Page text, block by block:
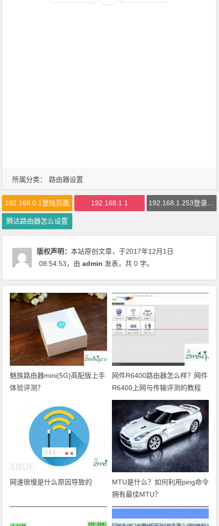
所属分类： 路由器设置
192.168.0.1登陆页面 192.168.1 1
腾达路由器怎么设置
版权声明：本站原创文章，于2017年12月1日
08:54:53，由admin 发表，共 0 字。
魅族路由器mini(5G)高配版上手
体验评测？
网件R6400路由器怎么样？网件
R6400上网与传输评测的教程
网速很慢是什么原因导致的
MTU是什么？如何利用ping命令
拥有最佳MTU？